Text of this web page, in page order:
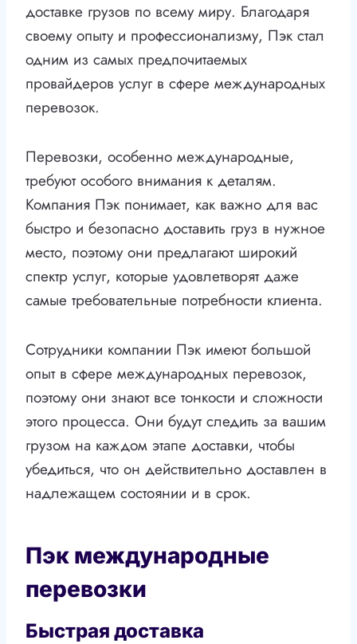
доставке грузов по всему миру. Благодаря
своему опыту и профессионализму, Пэк стал
одним из самых предпочитаемых
провайдеров услуг в сфере международных
перевозок.
Перевозки, особенно международные,
требуют особого внимания к деталям.
Компания Пэк понимает, как важно для вас
быстро и безопасно доставить груз в нужное
место, поэтому они предлагают широкий
спектр услуг, которые удовлетворят даже
самые требовательные потребности клиента.
Сотрудники компании Пэк имеют большой
опыт в сфере международных перевозок,
поэтому они знают все тонкости и сложности
этого процесса. Они будут следить за вашим
грузом на каждом этапе доставки, чтобы
убедиться, что он действительно доставлен в
надлежащем состоянии и в срок.
Пэк международные
перевозки
Быстрая доставка